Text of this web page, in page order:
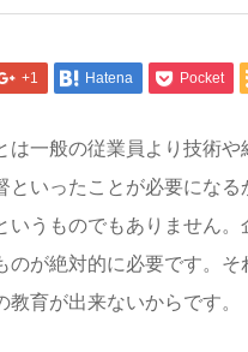
+1 Hatena Pocket
は一般の従業員より技術や
といったことが必要にな
いうものでもありません
のが絶対的に必要です。
育が出来ないからです。